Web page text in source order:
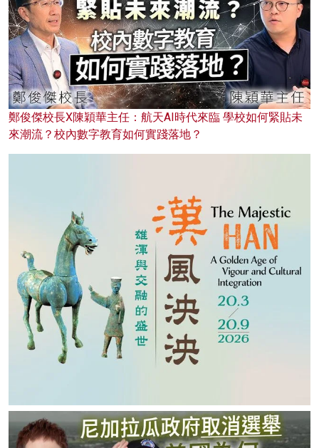
鄭俊傑校長X陳穎華主任：航天AI時代來臨 學校如何緊貼未
來潮流？校內數字教育如何實踐落地？